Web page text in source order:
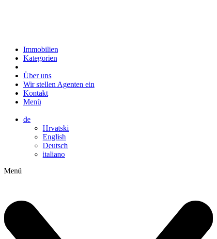
Immobilien
Kategorien
Über uns
Wir stellen Agenten ein
Kontakt
Menü
de
Hrvatski
English
Deutsch
italiano
Menü